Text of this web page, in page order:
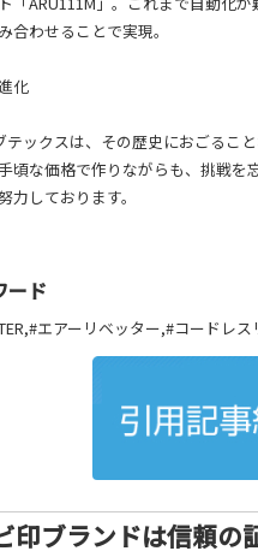
合わせることで実現。
化
テックスは、その歴史におごるこ
頃な価格で作りながらも、挑戦を
力しております。
ード
エアーリベッター,#コードレ
印ブランドは信頼の